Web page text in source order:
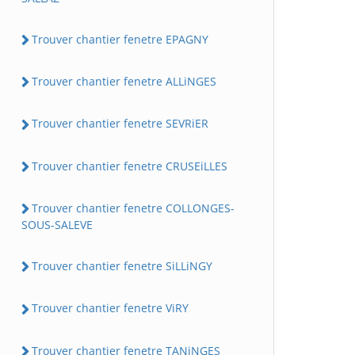
Trouver chantier fenetre EPAGNY
Trouver chantier fenetre ALLiNGES
Trouver chantier fenetre SEVRiER
Trouver chantier fenetre CRUSEiLLES
Trouver chantier fenetre COLLONGES-
SOUS-SALEVE
Trouver chantier fenetre SiLLiNGY
Trouver chantier fenetre ViRY
Trouver chantier fenetre TANiNGES